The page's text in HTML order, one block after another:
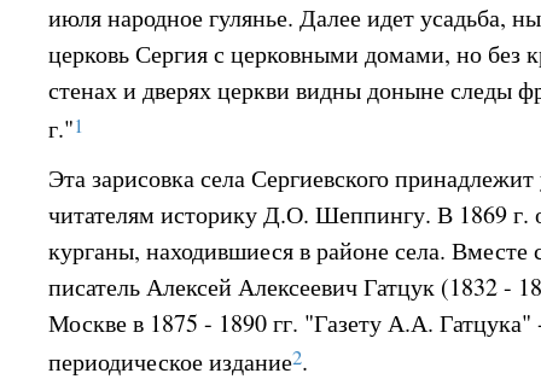
июля народное гулянье. Далее идет усадьба,
церковь Сергия с церковными домами, но без
стенах и дверях церкви видны доныне следы
г."1
Эта зарисовка села Сергиевского
читателям историку Д.О. Шеппингу. В 1869 г.
курганы, находившиеся в районе села. Вместе
писатель Алексей Алексеевич Гатцук (1832 -
Москве в 1875 - 1890 гг. "Газету А.А. Гатцука"
периодическое издание2.